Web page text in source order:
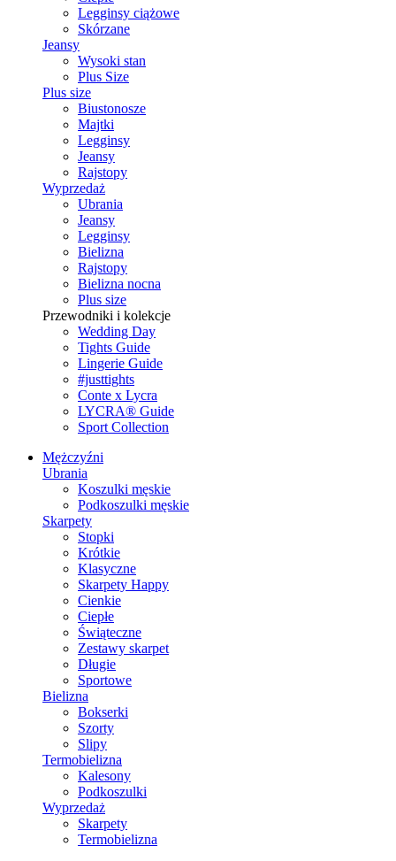
Legginsy ciążowe
Skórzane
Jeansy
Wysoki stan
Plus Size
Plus size
Biustonosze
Majtki
Legginsy
Jeansy
Rajstopy
Wyprzedaż
Ubrania
Jeansy
Legginsy
Bielizna
Rajstopy
Bielizna nocna
Plus size
Przewodniki i kolekcje
Wedding Day
Tights Guide
Lingerie Guide
#justtights
Conte x Lycra
LYCRA® Guide
Sport Сollection
Mężczyźni
Ubrania
Koszulki męskie
Podkoszulki męskie
Skarpety
Stopki
Krótkie
Klasyczne
Skarpety Happy
Cienkie
Ciepłe
Świąteczne
Zestawy skarpet
Długie
Sportowe
Bielizna
Bokserki
Szorty
Slipy
Termobielizna
Kalesony
Podkoszulki
Wyprzedaż
Skarpety
Termobielizna